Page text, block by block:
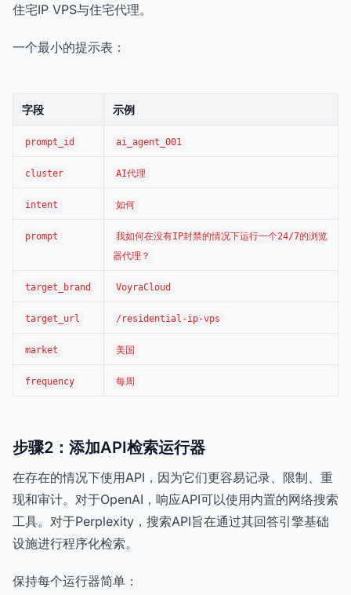
住宅IP VPS与住宅代理。
一个最小的提示表：
字段 示例
prompt_id ai_agent_001
cluster AI代理
intent 如何
prompt
我如何在没有IP封禁的情况下运行一个24/7的浏览
器代理？
target_brand VoyraCloud
target_url /residential-ip-vps
market 美国
frequency 每周
步骤2：添加API检索运行器
在存在的情况下使用API，因为它们更容易记录、限制、重
现和审计。对于OpenAI，响应API可以使用内置的网络搜索
工具。对于Perplexity，搜索API旨在通过其回答引擎基础
设施进行程序化检索。
保持每个运行器简单：